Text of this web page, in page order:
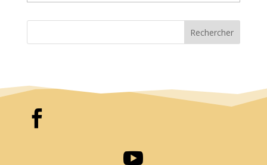
Rechercher

